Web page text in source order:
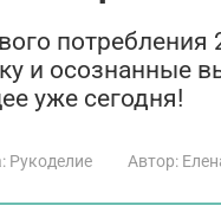
потребления
и осознанные
уже сегодня!
Рукоделие Автор: